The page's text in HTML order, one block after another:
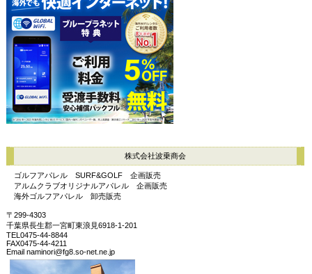
株式会社波乗商会
ゴルフアパレル SURF&GOLF 企画販売
アルムクラブオリジナルアパレル 企画販売
海外ゴルフアパレル 卸売販売
〒299-4303
千葉県長生郡一宮町東浪見6918-1-201
TEL0475-44-8844
FAX0475-44-4211
Email naminori@fg8.so-net.ne.jp